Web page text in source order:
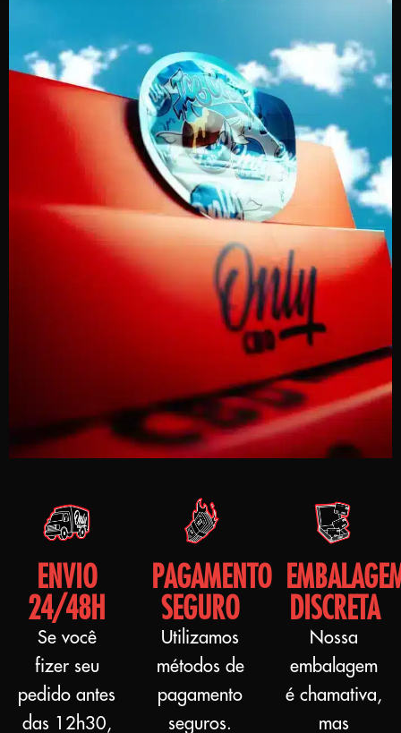
ENVIO
24/48H
Se você
fizer seu
pedido antes
das 12h30,
PAGAMENTO
SEGURO
Utilizamos
métodos de
pagamento
seguros.
DISCRETA
Nossa
embalagem
é chamativa,
mas